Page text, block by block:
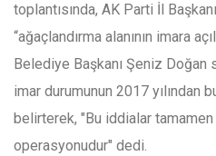
toplantısında, AK Parti İl
“ağaçlandırma alanının imara
Belediye Başkanı Şeniz
imar durumunun 2017 yılından
belirterek, "Bu iddialar tamamen
operasyonudur" dedi.